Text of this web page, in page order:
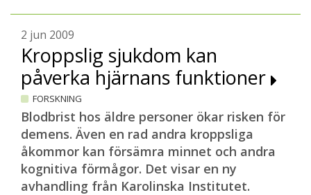
2 jun 2009
Kroppslig sjukdom kan
påverka hjärnans funktioner
FORSKNING
Blodbrist hos äldre personer ökar risken för
demens. Även en rad andra kroppsliga
åkommor kan försämra minnet och andra
kognitiva förmågor. Det visar en ny
avhandling från Karolinska Institutet.